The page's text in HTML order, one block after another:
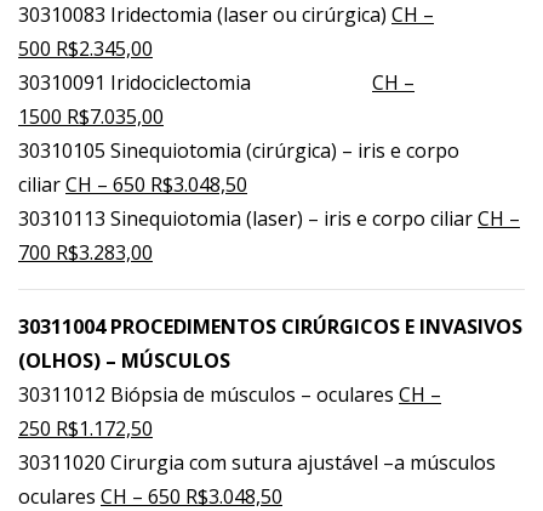
30310083 Iridectomia (laser ou cirúrgica) CH –
500 R$2.345,00
30310091 Iridociclectomia CH –
1500 R$7.035,00
30310105 Sinequiotomia (cirúrgica) – iris e corpo
ciliarCH – 650 R$3.048,50
30310113 Sinequiotomia (laser) – iris e corpo ciliarCH –
700 R$3.283,00
30311004 PROCEDIMENTOS CIRÚRGICOS E INVASIVOS
(OLHOS) – MÚSCULOS
30311012 Biópsia de músculos – oculares CH –
250 R$1.172,50
30311020 Cirurgia com sutura ajustável –a músculos
oculares CH – 650 R$3.048,50